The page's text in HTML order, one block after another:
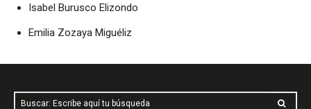
Isabel Burusco Elizondo
Emilia Zozaya Miguéliz
Buscar: Escribe aquí tu búsqueda